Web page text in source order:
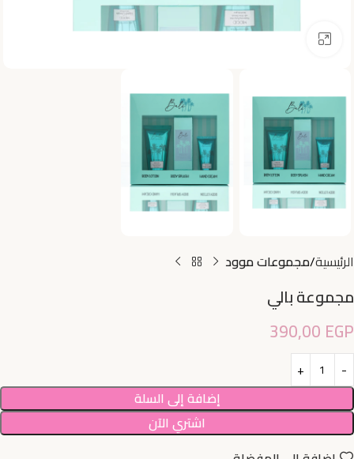
الرئيسية مجموعات موود
مجموعة بالي
390,00 EGP
إضافة إلى السلة
اشتري الآن